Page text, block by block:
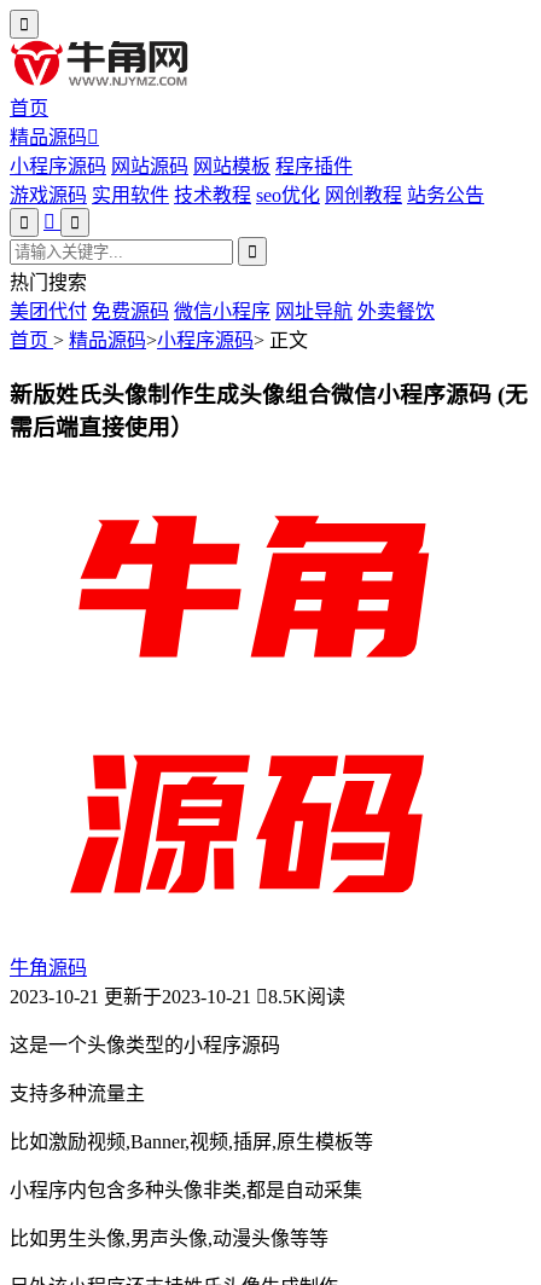
首页
精品源码
小程序源码 网站源码 网站模板 程序插件
游戏源码 实用软件 技术教程 seo优化 网创教程 站务公告
热门搜索
美团代付 免费源码 微信小程序 网址导航 外卖餐饮
首页 > 精品源码>小程序源码> 正文
新版姓氏头像制作生成头像组合微信小程序源码 (无
需后端直接使用）
牛角源码
2023-10-21 更新于2023-10-21 8.5K阅读
这是一个头像类型的小程序源码
支持多种流量主
比如激励视频,Banner,视频,插屏,原生模板等
小程序内包含多种头像非类,都是自动采集
比如男生头像,男声头像,动漫头像等等